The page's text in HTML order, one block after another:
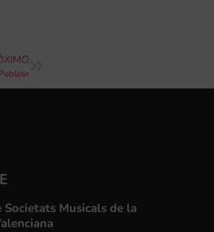
Societats Musicals de la